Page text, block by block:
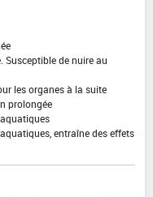
Susceptible de nuire au
les organes à la suite
prolongée
entraîne des effets